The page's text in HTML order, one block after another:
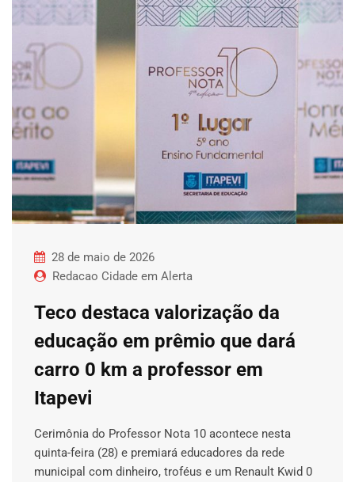
28 de maio de 2026
Redacao Cidade em Alerta
Teco destaca valorização da
educação em prêmio que dará
carro 0 km a professor em
Itapevi
Cerimônia do Professor Nota 10 acontece nesta
quinta-feira (28) e premiará educadores da rede
municipal com dinheiro, troféus e um Renault Kwid 0